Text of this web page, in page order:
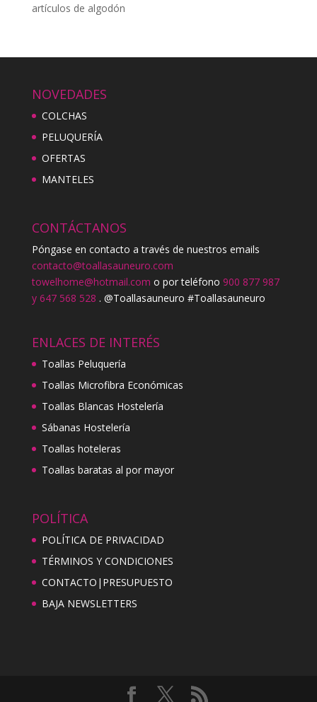
artículos de algodón
NOVEDADES
COLCHAS
PELUQUERÍA
OFERTAS
MANTELES
CONTÁCTANOS
Póngase en contacto a través de nuestros emails
contacto@toallasauneuro.com
towelhome@hotmail.com o por teléfono 900 877 987
y 647 568 528 . @Toallasauneuro #Toallasauneuro
ENLACES DE INTERÉS
Toallas Peluquería
Toallas Microfibra Económicas
Toallas Blancas Hostelería
Sábanas Hostelería
Toallas hoteleras
Toallas baratas al por mayor
POLÍTICA
POLÍTICA DE PRIVACIDAD
TÉRMINOS Y CONDICIONES
CONTACTO|PRESUPUESTO
BAJA NEWSLETTERS